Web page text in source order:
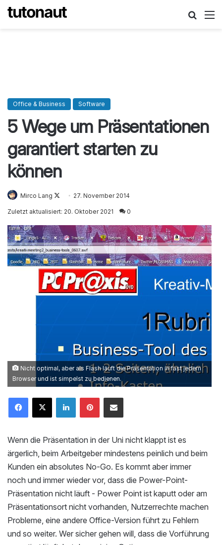
Office & Business Software
5 Wege um Präsentationen
garantiert starten zu
können
Mirco Lang
Follow
on
27. November 2014
Zuletzt aktualisiert: 20. Oktober 2021 0
Nicht optimal, aber als Flash läuft die Präsentation in fast jedem
Browser und ist simpelst zu bedienen.
Wenn die Präsentation in der Uni nicht klappt ist es
ärgerlich, beim Arbeitgeber mindestens peinlich und beim
Kunden ein absolutes No-Go. Es kommt aber immer
noch und immer wieder vor, dass die Power-Point-
Präsentation nicht läuft - Power Point ist kaputt oder am
Präsentationsort nicht vorhanden, Nutzerrechte machen
Probleme, eine andere Office-Version führt zu Fehlern
und so weiter. Wer sicher gehen will, dass die Vorführung